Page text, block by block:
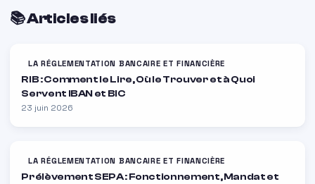
📚 Articles liés
LA RÉGLEMENTATION BANCAIRE ET FINANCIÈRE
RIB : Comment le Lire, Où le Trouver et à Quoi
Servent IBAN et BIC
23 juin 2026
LA RÉGLEMENTATION BANCAIRE ET FINANCIÈRE
Prélèvement SEPA : Fonctionnement, Mandat et